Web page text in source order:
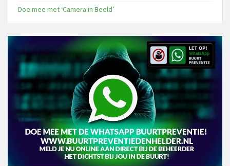
Doe mee met ‘Camera in Beeld’